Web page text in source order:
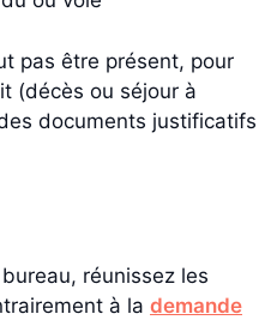
pas être présent, pour
(décès ou séjour à
documents justificatifs
réunissez les
à la demande